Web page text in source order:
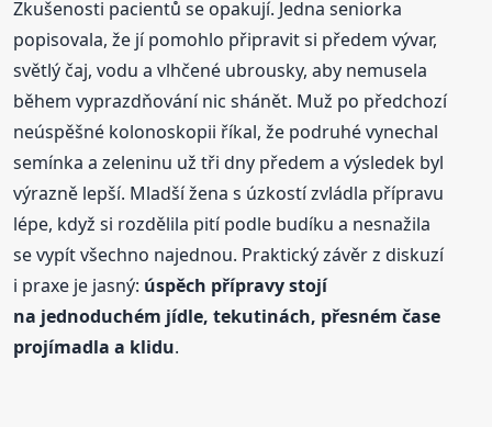
Zkušenosti pacientů se opakují. Jedna seniorka
popisovala, že jí pomohlo připravit si předem vývar,
světlý čaj, vodu a vlhčené ubrousky, aby nemusela
během vyprazdňování nic shánět. Muž po předchozí
neúspěšné kolonoskopii říkal, že podruhé vynechal
semínka a zeleninu už tři dny předem a výsledek byl
výrazně lepší. Mladší žena s úzkostí zvládla přípravu
lépe, když si rozdělila pití podle budíku a nesnažila
se vypít všechno najednou. Praktický závěr z diskuzí
i praxe je jasný: úspěch přípravy stojí
na jednoduchém jídle, tekutinách, přesném čase
projímadla a klidu.